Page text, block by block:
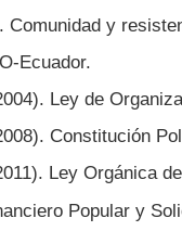
Comunidad y
Ecuador.
Ley de
Constitución
Ley Orgánica
Popular y